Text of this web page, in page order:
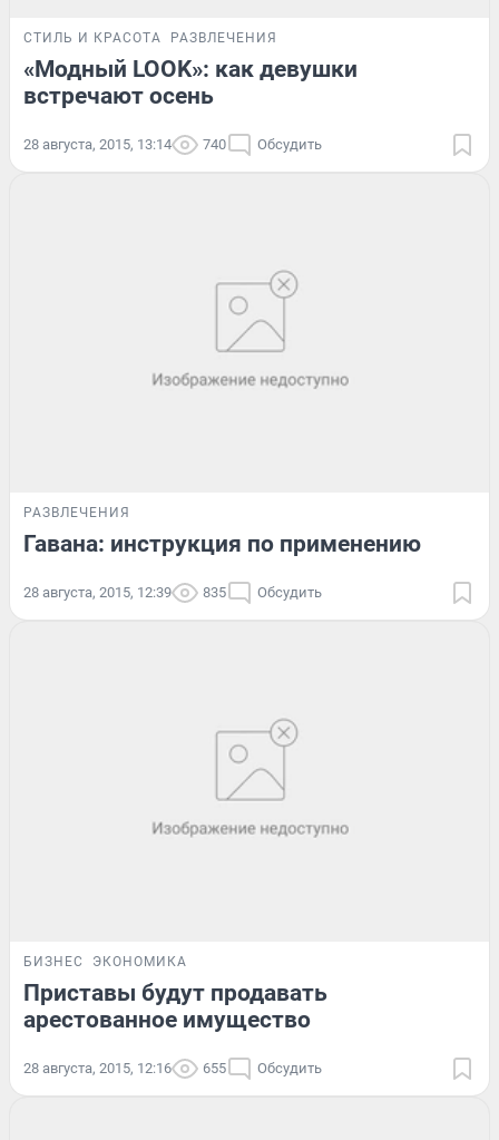
СТИЛЬ И КРАСОТА РАЗВЛЕЧЕНИЯ
«Модный LOOK»: как девушки
встречают осень
28 августа, 2015, 13:14 740 Обсудить
РАЗВЛЕЧЕНИЯ
Гавана: инструкция по применению
28 августа, 2015, 12:39 835 Обсудить
БИЗНЕС ЭКОНОМИКА
Приставы будут продавать
арестованное имущество
28 августа, 2015, 12:16 655 Обсудить